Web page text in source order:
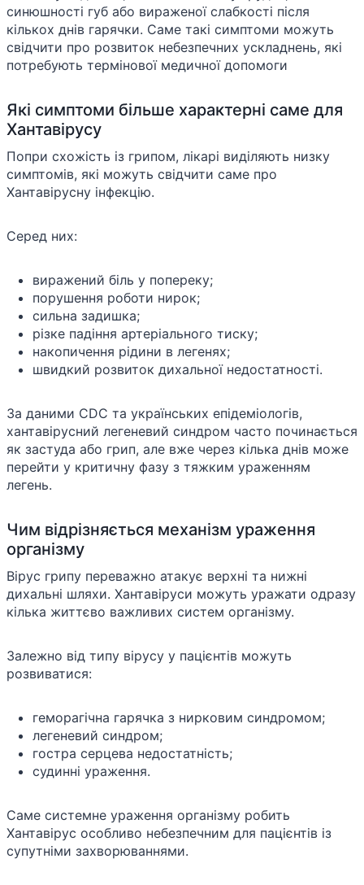
синюшності губ або вираженої слабкості після
кількох днів гарячки. Саме такі симптоми можуть
свідчити про розвиток небезпечних ускладнень, які
потребують термінової медичної допомоги
Які симптоми більше характерні саме для
Хантавірусу
Попри схожість із грипом, лікарі виділяють низку
симптомів, які можуть свідчити саме про
Хантавірусну інфекцію.
Серед них:
виражений біль у попереку;
порушення роботи нирок;
сильна задишка;
різке падіння артеріального тиску;
накопичення рідини в легенях;
швидкий розвиток дихальної недостатності.
За даними CDC та українських епідеміологів,
хантавірусний легеневий синдром часто починається
як застуда або грип, але вже через кілька днів може
перейти у критичну фазу з тяжким ураженням
легень.
Чим відрізняється механізм ураження
організму
Вірус грипу переважно атакує верхні та нижні
дихальні шляхи. Хантавіруси можуть уражати одразу
кілька життєво важливих систем організму.
Залежно від типу вірусу у пацієнтів можуть
розвиватися:
геморагічна гарячка з нирковим синдромом;
легеневий синдром;
гостра серцева недостатність;
судинні ураження.
Саме системне ураження організму робить
Хантавірус особливо небезпечним для пацієнтів із
супутніми захворюваннями.